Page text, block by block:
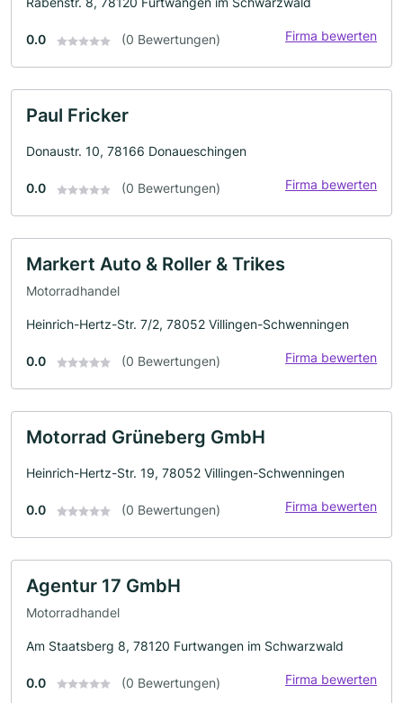
0.0 (0 Bewertungen) Firma bewerten
Paul Fricker
Donaustr. 10, 78166 Donaueschingen
0.0 (0 Bewertungen) Firma bewerten
Markert Auto & Roller & Trikes
Motorradhandel
Heinrich-Hertz-Str. 7/2, 78052 Villingen-Schwenningen
0.0 (0 Bewertungen) Firma bewerten
Motorrad Grüneberg GmbH
Heinrich-Hertz-Str. 19, 78052 Villingen-Schwenningen
0.0 (0 Bewertungen) Firma bewerten
Agentur 17 GmbH
Motorradhandel
Am Staatsberg 8, 78120 Furtwangen im Schwarzwald
0.0 (0 Bewertungen) Firma bewerten